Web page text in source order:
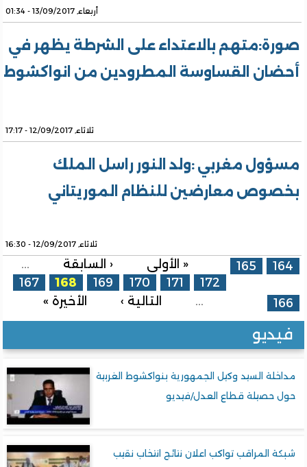
أربعاء, 13/09/2017 - 01:34
صورة:متهم بالاعتداء على الشرطة يظهر في
أحضان القساوسة المطرودين من انواكشوط
ثلاثاء, 12/09/2017 - 17:17
مسؤول مغربي :ولد النور راسل الملك
بخصوص معارضين للنظام الموريتاني
ثلاثاء, 12/09/2017 - 16:30
الصفحات « الأولى ‹ السابقة … 164
165
166
167 168 169 170 171
172
…
التالية › الأخيرة »
فيديو
مداخلة السيد وكيل الجمهورية بنواكشوط الغربية
حول حصيلة قطاع العدل/فيديو
شبكة المراقب تواكب اعلان نتائج انتخاب نقيب